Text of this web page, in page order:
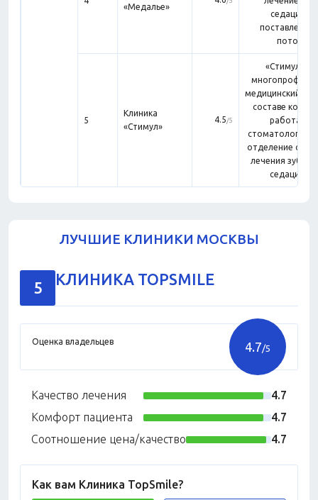
«Медалье»
седацией
поставлено
поток.
5
Клиника
«Стимул»
4.5/5
«Стимул» —
медицинский
составе
работает
отделение с
лечения зубов
седацией.
ЛУЧШИЕ КЛИНИКИ МОСКВЫ
5 КЛИНИКА TOPSMILE
Оценка владельцев 4.7/5
Качество лечения
4.7
Комфорт пациента
4.7
Соотношение цена/качество
4.7
Как вам Клиника TopSmile?